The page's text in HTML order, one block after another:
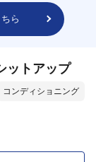
ら
ットアップ
コンディショニング